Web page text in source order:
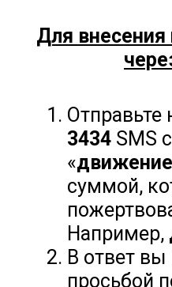
Для
Отправьте
3434 SMS
«движение
суммой,
Например,
В ответ вы
просьбой